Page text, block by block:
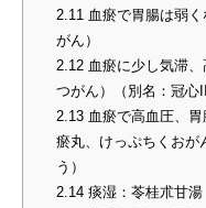
2.11血瘀で胃腸は弱く
がん）
2.12血瘀に少し気滞、
つがん）（別名：冠心
2.13血瘀で高血圧、胃
瘀丸、けっぷちくおが
う）
2.14痰湿：苓桂朮甘湯